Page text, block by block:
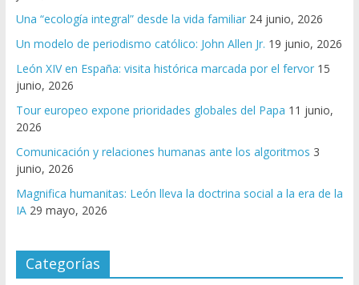
Una “ecología integral” desde la vida familiar 24 junio, 2026
Un modelo de periodismo católico: John Allen Jr. 19 junio, 2026
León XIV en España: visita histórica marcada por el fervor 15
junio, 2026
Tour europeo expone prioridades globales del Papa 11 junio,
2026
Comunicación y relaciones humanas ante los algoritmos 3
junio, 2026
Magnifica humanitas: León lleva la doctrina social a la era de la
IA 29 mayo, 2026
Categorías